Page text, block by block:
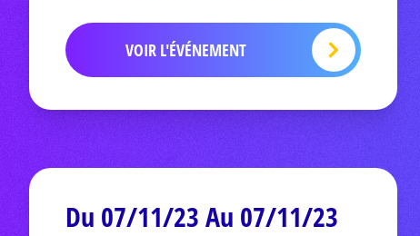
VOIR L'ÉVÉNEMENT
Du 07/11/23 Au 07/11/23